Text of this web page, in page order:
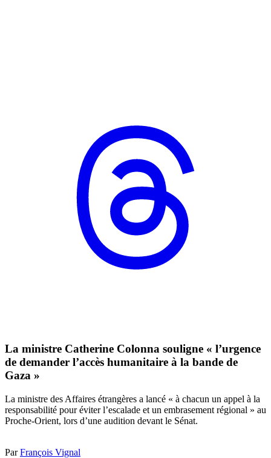
La ministre Catherine Colonna souligne « l’urgence
de demander l’accès humanitaire à la bande de
Gaza »
La ministre des Affaires étrangères a lancé « à chacun un appel à la
responsabilité pour éviter l’escalade et un embrasement régional » au
Proche-Orient, lors d’une audition devant le Sénat.
ParFrançois Vignal